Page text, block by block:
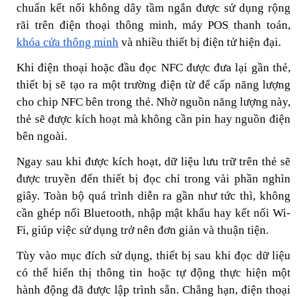
chuẩn kết nối không dây tầm ngắn được sử dụng rộng
rãi trên điện thoại thông minh, máy POS thanh toán,
khóa cửa thông minh và nhiều thiết bị điện tử hiện đại.
Khi điện thoại hoặc đầu đọc NFC được đưa lại gần thẻ,
thiết bị sẽ tạo ra một trường điện từ để cấp năng lượng
cho chip NFC bên trong thẻ. Nhờ nguồn năng lượng này,
thẻ sẽ được kích hoạt mà không cần pin hay nguồn điện
bên ngoài.
Ngay sau khi được kích hoạt, dữ liệu lưu trữ trên thẻ sẽ
được truyền đến thiết bị đọc chỉ trong vài phần nghìn
giây. Toàn bộ quá trình diễn ra gần như tức thì, không
cần ghép nối Bluetooth, nhập mật khẩu hay kết nối Wi-
Fi, giúp việc sử dụng trở nên đơn giản và thuận tiện.
Tùy vào mục đích sử dụng, thiết bị sau khi đọc dữ liệu
có thể hiển thị thông tin hoặc tự động thực hiện một
hành động đã được lập trình sẵn. Chẳng hạn, điện thoại